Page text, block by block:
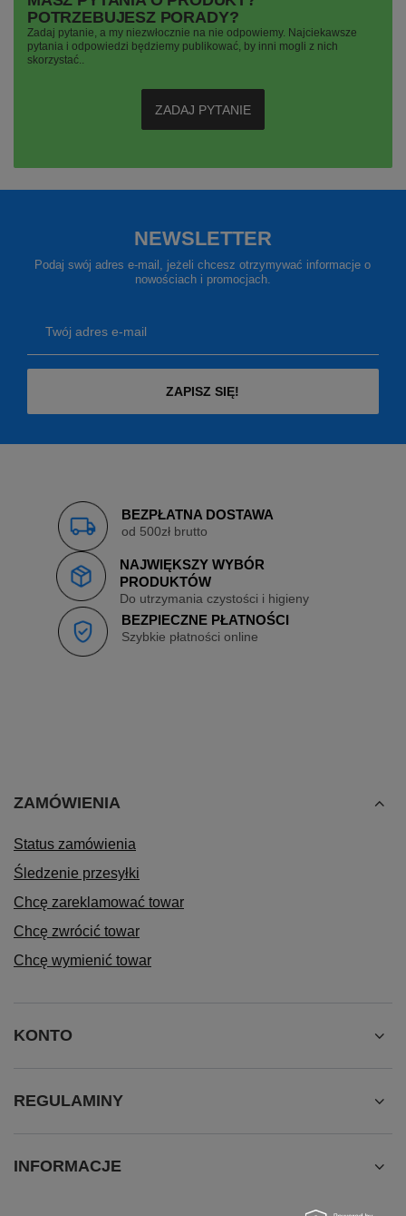
POTRZEBUJESZ PORADY?
Zadaj pytanie, a my niezwłocznie na nie odpowiemy. Najciekawsze
pytania i odpowiedzi będziemy publikować, by inni mogli z nich
skorzystać..
ZADAJ PYTANIE
NEWSLETTER
Podaj swój adres e-mail, jeżeli chcesz otrzymywać informacje o
nowościach i promocjach.
Twój adres e-mail
ZAPISZ SIĘ!
BEZPŁATNA DOSTAWA
od 500zł brutto
NAJWIĘKSZY WYBÓR
PRODUKTÓW
Do utrzymania czystości i higieny
BEZPIECZNE PŁATNOŚCI
Szybkie płatności online
ZAMÓWIENIA
Status zamówienia
Śledzenie przesyłki
Chcę zareklamować towar
Chcę zwrócić towar
Chcę wymienić towar
KONTO
REGULAMINY
INFORMACJE